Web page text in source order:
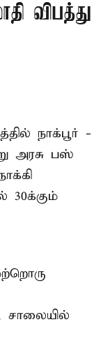
விபத்து
நாக்பூர் -
அரசு பஸ்
30க்கும்
சாலையில்